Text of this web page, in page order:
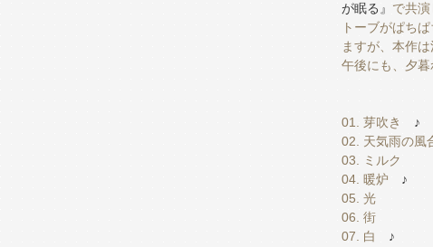
が眠る』 で共
トーブがぱち
ますが、本作
午後にも、夕暮
01. 芽吹き
♪
02. 天気雨の風
03. ミルク
04. 暖炉 ♪
05. 光
06. 街
07. 白
♪